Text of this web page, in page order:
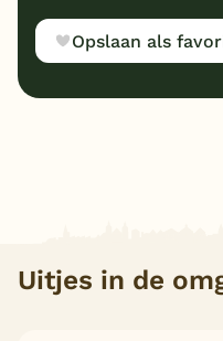
Opslaan als
Uitjes in de